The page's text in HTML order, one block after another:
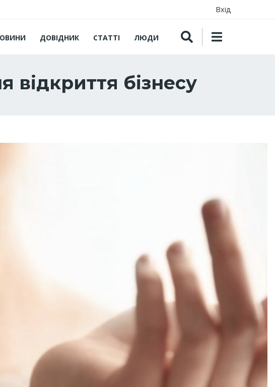
Вхід
ДОВІДНИК СТАТТІ ЛЮДИ
бізнесу